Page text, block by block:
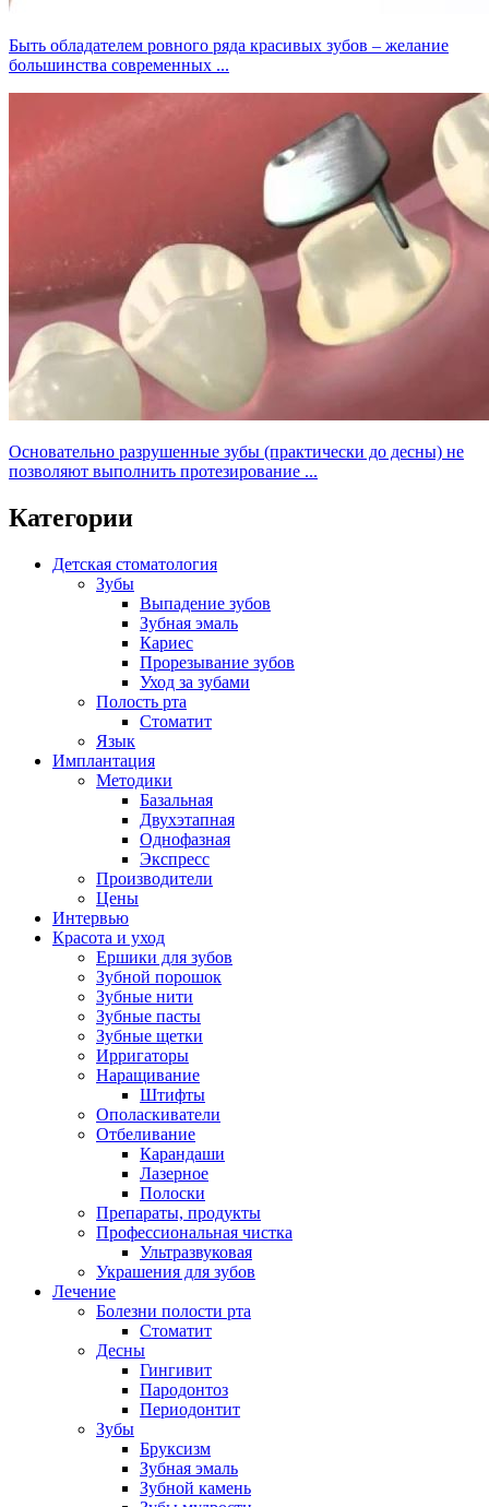
Быть обладателем ровного ряда красивых зубов – желание
большинства современных ...
Основательно разрушенные зубы (практически до десны) не
позволяют выполнить протезирование ...
Категории
Детская стоматология
Зубы
Выпадение зубов
Зубная эмаль
Кариес
Прорезывание зубов
Уход за зубами
Полость рта
Стоматит
Язык
Имплантация
Методики
Базальная
Двухэтапная
Однофазная
Экспресс
Производители
Цены
Интервью
Красота и уход
Ершики для зубов
Зубной порошок
Зубные нити
Зубные пасты
Зубные щетки
Ирригаторы
Наращивание
Штифты
Ополаскиватели
Отбеливание
Карандаши
Лазерное
Полоски
Препараты, продукты
Профессиональная чистка
Ультразвуковая
Украшения для зубов
Лечение
Болезни полости рта
Стоматит
Десны
Гингивит
Пародонтоз
Периодонтит
Зубы
Бруксизм
Зубная эмаль
Зубной камень